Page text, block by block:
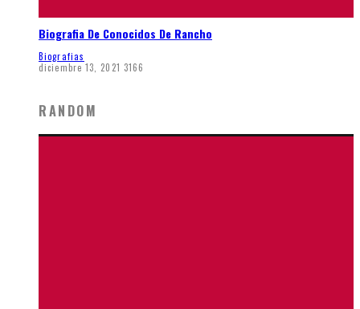
Biografia De Conocidos De Rancho
Biografias
diciembre 13, 2021 3166
RANDOM